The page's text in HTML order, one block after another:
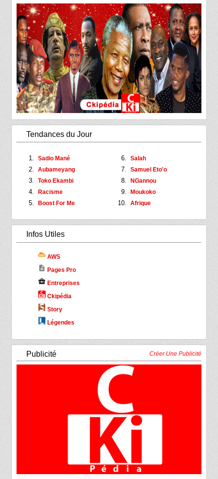
Tendances du Jour
Sadio Mané
Aubameyang
Toko Ekambi
Racisme
Boost For Me
Salah
Samuel Eto'o
NGannou
Moukoko
Afrique
Infos Utiles
AWS
description Pages Pro
business_center Entreprises
Ckipédia
Story
Légendes
Publicité Créer Une Publicité